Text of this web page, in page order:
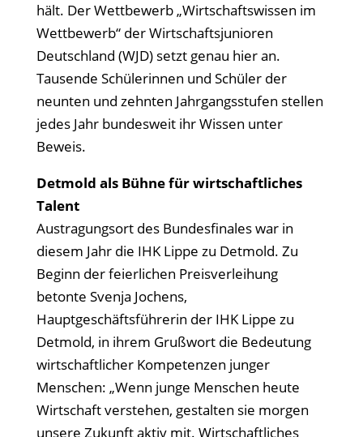
hält. Der Wettbewerb „Wirtschaftswissen im
Wettbewerb“ der Wirtschaftsjunioren
Deutschland (WJD) setzt genau hier an.
Tausende Schülerinnen und Schüler der
neunten und zehnten Jahrgangsstufen stellen
jedes Jahr bundesweit ihr Wissen unter
Beweis.
Detmold als Bühne für wirtschaftliches
Talent
Austragungsort des Bundesfinales war in
diesem Jahr die IHK Lippe zu Detmold. Zu
Beginn der feierlichen Preisverleihung
betonte Svenja Jochens,
Hauptgeschäftsführerin der IHK Lippe zu
Detmold, in ihrem Grußwort die Bedeutung
wirtschaftlicher Kompetenzen junger
Menschen: „Wenn junge Menschen heute
Wirtschaft verstehen, gestalten sie morgen
unsere Zukunft aktiv mit. Wirtschaftliches